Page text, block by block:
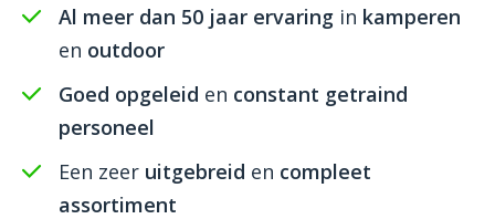
Al meer dan 50 jaar ervaring in kamperen
en outdoor
Goed opgeleid en constant getraind
personeel
Een zeer uitgebreid en compleet
assortiment